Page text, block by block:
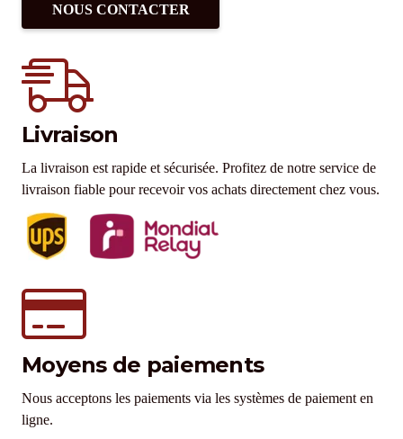
NOUS CONTACTER
Livraison
La livraison est rapide et sécurisée. Profitez de notre service de
livraison fiable pour recevoir vos achats directement chez vous.
Moyens de paiements
Nous acceptons les paiements via les systèmes de paiement en
ligne.